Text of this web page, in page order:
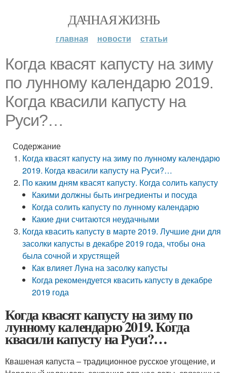
ДАЧНАЯ ЖИЗНЬ
главная новости статьи
Когда квасят капусту на зиму
по лунному календарю 2019.
Когда квасили капусту на
Руси?…
Содержание
Когда квасят капусту на зиму по лунному календарю
2019. Когда квасили капусту на Руси?…
По каким дням квасят капусту. Когда солить капусту
Какими должны быть ингредиенты и посуда
Когда солить капусту по лунному календарю
Какие дни считаются неудачными
Когда квасить капусту в марте 2019. Лучшие дни для
засолки капусты в декабре 2019 года, чтобы она
была сочной и хрустящей
Как влияет Луна на засолку капусты
Когда рекомендуется квасить капусту в декабре
2019 года
Когда квасят капусту на зиму по
лунному календарю 2019. Когда
квасили капусту на Руси?…
Квашеная капуста – традиционное русское угощение, и